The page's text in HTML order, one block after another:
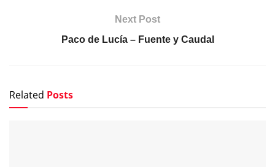
Next Post
Paco de Lucía – Fuente y Caudal
Related Posts